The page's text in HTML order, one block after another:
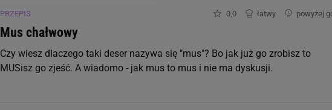
0.0 mg
0.0 mg
PRZEPIS 0,0 łatwy powyżej
Mus chałwowy
Czy wiesz dlaczego taki deser nazywa się "mus"? Bo jak już go zrobisz to
MUSisz go zjeść. A wiadomo - jak mus to mus i nie ma dyskusji.